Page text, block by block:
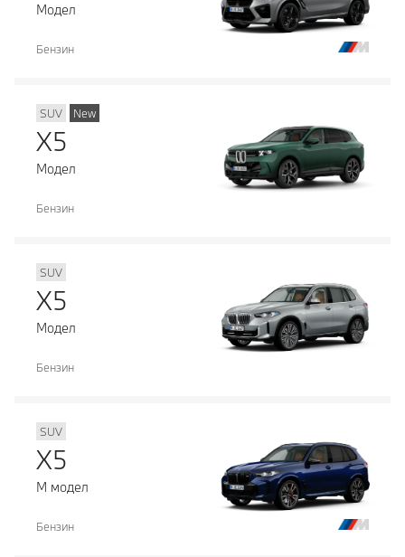
Модел
Бензин
SUV New
X5
Модел
Бензин
SUV
X5
Модел
Бензин
SUV
X5
М модел
Бензин